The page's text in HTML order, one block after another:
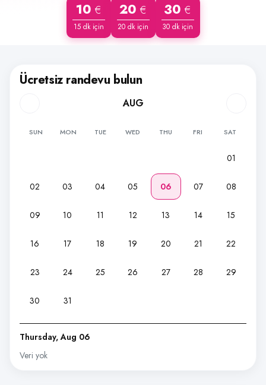
10 €
15 dk için
20 €
20 dk için
30 €
30 dk için
Ücretsiz randevu bulun
AUG
SUN MON TUE WED THU FRI SAT
01
02 03 04 05 06 07 08
09 10 11 12 13 14 15
16 17 18 19 20 21 22
23 24 25 26 27 28 29
30 31
Thursday, Aug 06
Veri yok